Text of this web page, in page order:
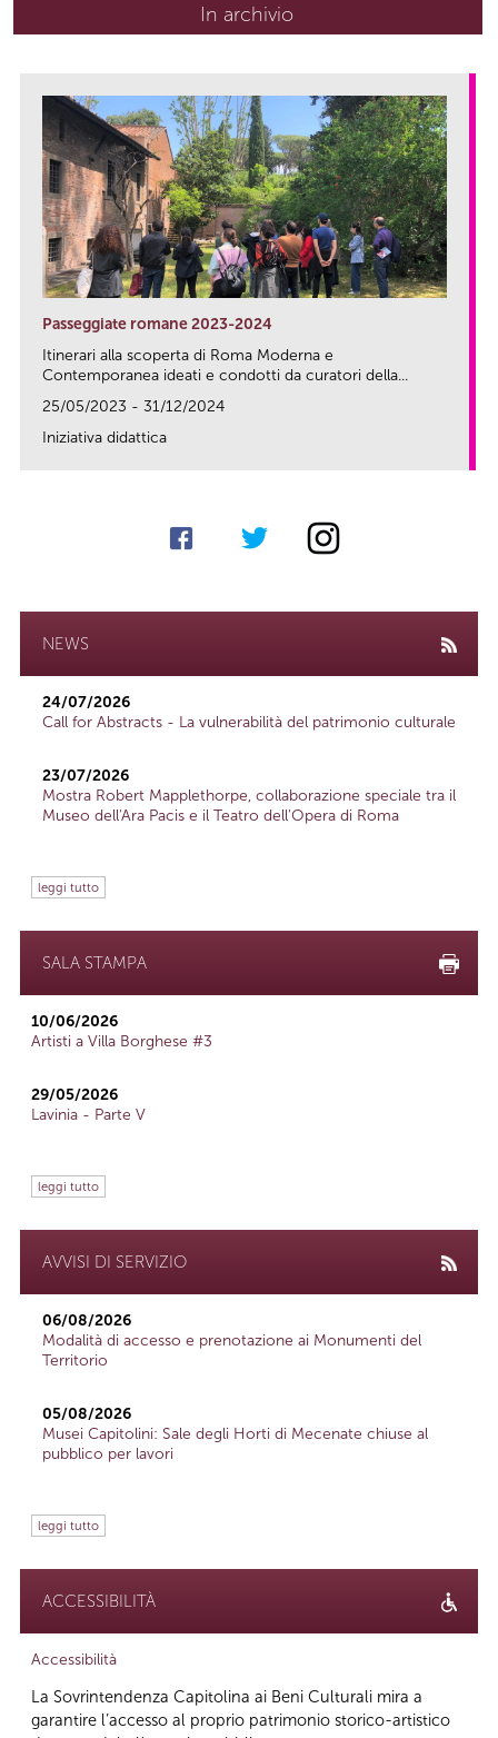
In archivio
Passeggiate romane 2023-2024
Itinerari alla scoperta di Roma Moderna e
Contemporanea ideati e condotti da curatori della...
25/05/2023 - 31/12/2024
Iniziativa didattica
NEWS
24/07/2026
Call for Abstracts - La vulnerabilità del patrimonio culturale
23/07/2026
Mostra Robert Mapplethorpe, collaborazione speciale tra il
Museo dell'Ara Pacis e il Teatro dell'Opera di Roma
leggi tutto
SALA STAMPA
10/06/2026
Artisti a Villa Borghese #3
29/05/2026
Lavinia - Parte V
leggi tutto
AVVISI DI SERVIZIO
06/08/2026
Modalità di accesso e prenotazione ai Monumenti del
Territorio
05/08/2026
Musei Capitolini: Sale degli Horti di Mecenate chiuse al
pubblico per lavori
leggi tutto
ACCESSIBILITÀ
Accessibilità
La Sovrintendenza Capitolina ai Beni Culturali mira a
garantire l’accesso al proprio patrimonio storico-artistico